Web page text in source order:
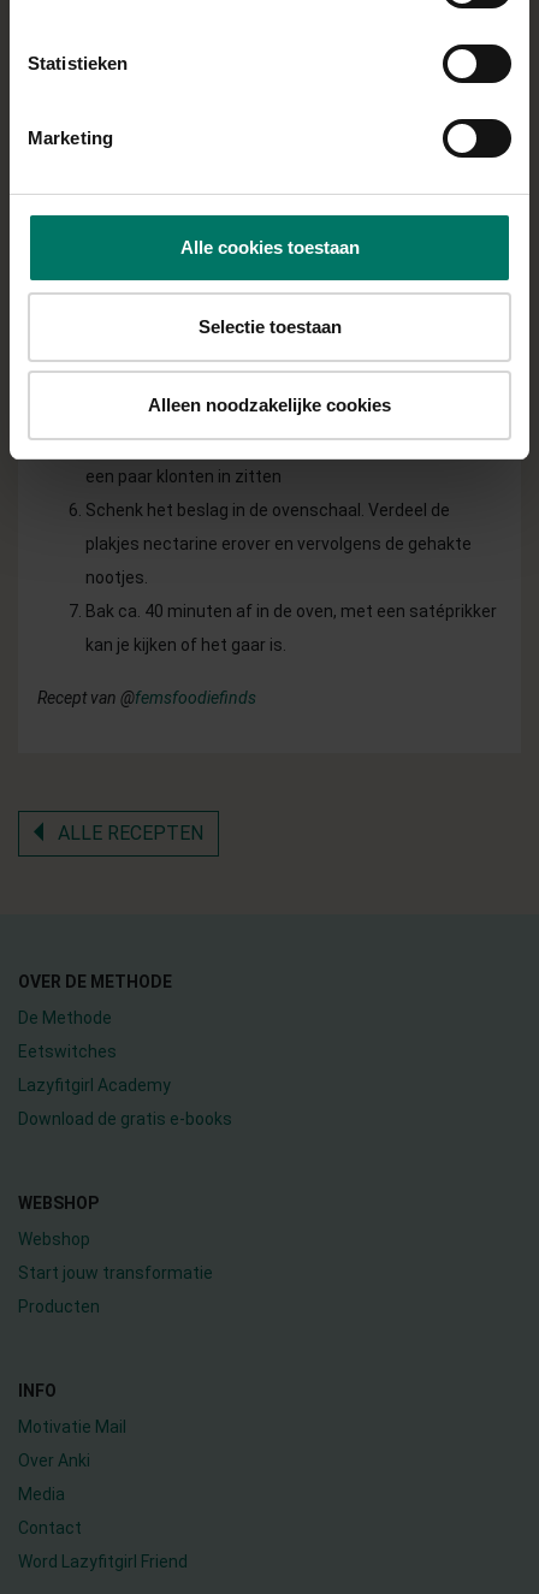
Statistieken
Marketing
Alle cookies toestaan
Selectie toestaan
Alleen noodzakelijke cookies
ingrediënten met elkaar in een grote kom en laat even
Verwarm vervolgens de oven voor op 180 graden
Wanneer de oven voorverwarmd is, voeg je de droge
ingrediënten toe aan de natte ingrediënten en roer tot
alles is gemengd. Roer niet te hard, het is prima als er
een paar klonten in zitten
Schenk het beslag in de ovenschaal. Verdeel de
plakjes nectarine erover en vervolgens de gehakte
nootjes.
Bak ca. 40 minuten af in de oven, met een satéprikker
kan je kijken of het gaar is.
Recept van @femsfoodiefinds
ALLE RECEPTEN
OVER DE METHODE
De Methode
Eetswitches
Lazyfitgirl Academy
Download de gratis e-books
WEBSHOP
Webshop
Start jouw transformatie
Producten
INFO
Motivatie Mail
Over Anki
Media
Contact
Word Lazyfitgirl Friend